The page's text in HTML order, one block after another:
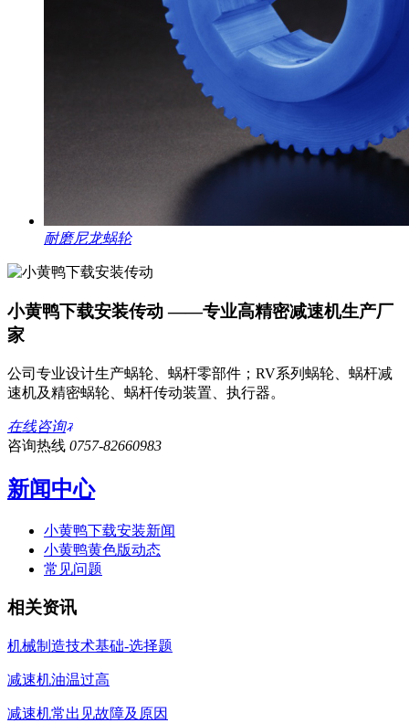
耐磨尼龙蜗轮
小黄鸭下载安装传动 ——专业高精密减速机生产厂
家
公司专业设计生产蜗轮、蜗杆零部件；RV系列蜗轮、蜗杆减
速机及精密蜗轮、蜗杆传动装置、执行器。
在线咨询
咨询热线 0757-82660983
新闻中心
小黄鸭下载安装新闻
小黄鸭黄色版动态
常见问题
相关资讯
机械制造技术基础-选择题
减速机油温过高
减速机常出见故障及原因